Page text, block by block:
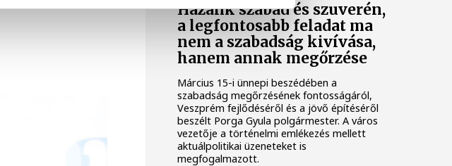
Hazánk szabad és szuverén,
a legfontosabb feladat ma
nem a szabadság kivívása,
hanem annak megőrzése
Március 15-i ünnepi beszédében a
szabadság megőrzésének fontosságáról,
Veszprém fejlődéséről és a jövő építéséről
beszélt Porga Gyula polgármester. A város
vezetője a történelmi emlékezés mellett
aktuálpolitikai üzeneteket is
megfogalmazott.